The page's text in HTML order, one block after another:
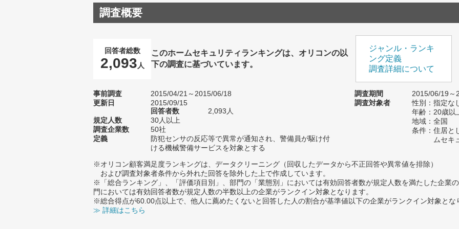
調査概要
回答者総数
2,093 人
このホームセキュリティランキングは、オリコンの以
下の調査に基づいています。
ジャンル・ランキ
ング定義
調査詳細について
事前調査
2015/04/21～2015/06/18
更新日
2015/09/15
回答者数
2,093人
規定人数
30人以上
調査企業数
50社
定義
防犯センサの反応等で異常が通知され、警備員が駆け付
ける機械警備サービスを対象とする
調査期間
2015/06/19～
調査対象者
性別：指定な
年齢：20歳以
地域：全国
条件：住居と
ムセキ
※オリコン顧客満足度ランキングは、データクリーニング（回収したデータから不正回答や異常値を排除）
および調査対象者条件から外れた回答を除外した上で作成しています。
※「総合ランキング」、「評価項目別」、部門の「業態別」においては有効回答者数が規定人数を満たした企業
門においては有効回答者数が規定人数の半数以上の企業がランクイン対象となります。
※総合得点が60.00点以上で、他人に薦めたくないと回答した人の割合が基準値以下の企業がランクイン対象とな
≫ 詳細はこちら